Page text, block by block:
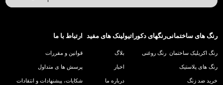
رنگ های ساختمانی
رنگ اکریلیک ساختمان
رنگ های پلاستیک
خرید ضد زنگ
رنگهای دکوراتیو
رنگ روغنی
لینک های مفید
بلاگ
اخبار
درباره ما
ارتباط با ما
قوانین و مقررات
پرسش ها ی متداول
شکایات، پیشنهادات و انتقادات